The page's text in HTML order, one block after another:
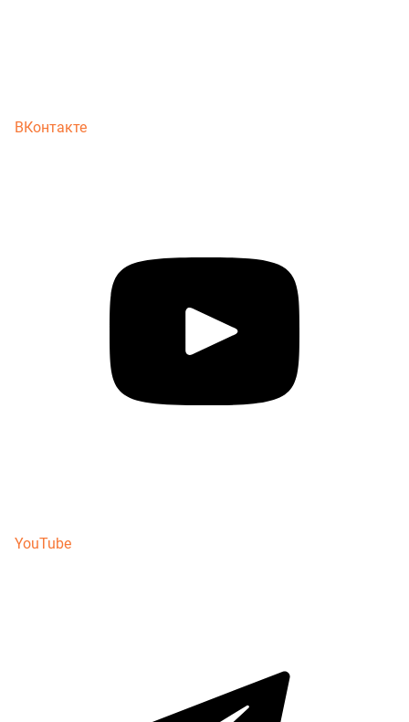
ВКонтакте
YouTube